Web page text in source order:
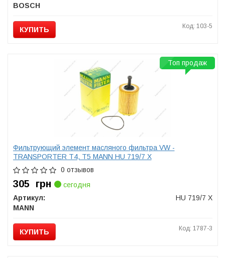
BOSCH
КУПИТЬ Код: 103-5
Фильтрующий элемент масляного фильтра VW -
TRANSPORTER T4, T5 MANN HU 719/7 X
0 отзывов
305 грн
сегодня
Артикул:
HU 719/7 X
MANN
КУПИТЬ Код: 1787-3
Топ продаж